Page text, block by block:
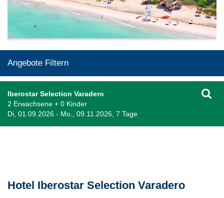
Angebote Filtern
Iberostar Selection Varadero
2 Erwachsene + 0 Kinder
Di, 01.09.2026 - Mo., 09.11.2026, 7 Tage
Hotel Iberostar Selection Varadero